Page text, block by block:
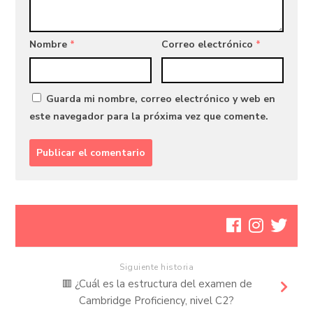
Nombre * Correo electrónico *
Guarda mi nombre, correo electrónico y web en
este navegador para la próxima vez que comente.
Siguiente historia
🟥 ¿Cuál es la estructura del examen de
Cambridge Proficiency, nivel C2?